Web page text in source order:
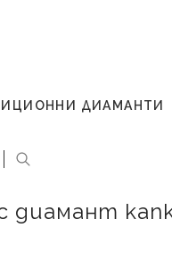
ДИАМАНТИ
диамант